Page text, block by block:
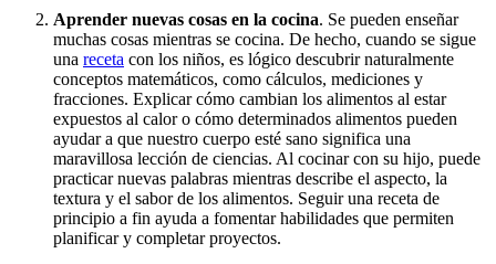
Aprender nuevas cosas en la cocina. Se pueden enseñar
muchas cosas mientras se cocina. De hecho, cuando se sigue
una receta con los niños, es lógico descubrir naturalmente
conceptos matemáticos, como cálculos, mediciones y
fracciones. Explicar cómo cambian los alimentos al estar
expuestos al calor o cómo determinados alimentos pueden
ayudar a que nuestro cuerpo esté sano significa una
maravillosa lección de ciencias. Al cocinar con su hijo, puede
practicar nuevas palabras mientras describe el aspecto, la
textura y el sabor de los alimentos. Seguir una receta de
principio a fin ayuda a fomentar habilidades que permiten
planificar y completar proyectos.